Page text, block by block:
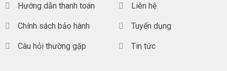
Hướng dẫn thanh toán
Chính sách bảo hành
Câu hỏi thường gặp
Liên hệ
Tuyển dụng
Tin tức